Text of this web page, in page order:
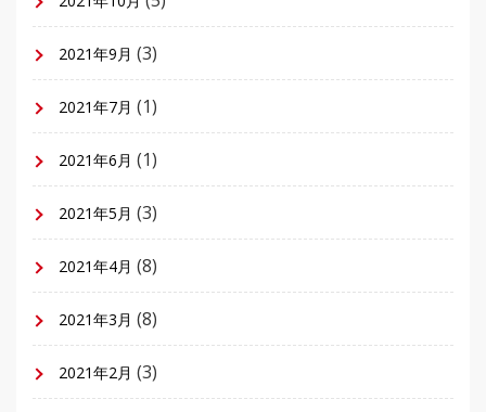
2021年9月 (3)
2021年7月 (1)
2021年6月 (1)
2021年5月 (3)
2021年4月 (8)
2021年3月 (8)
2021年2月 (3)